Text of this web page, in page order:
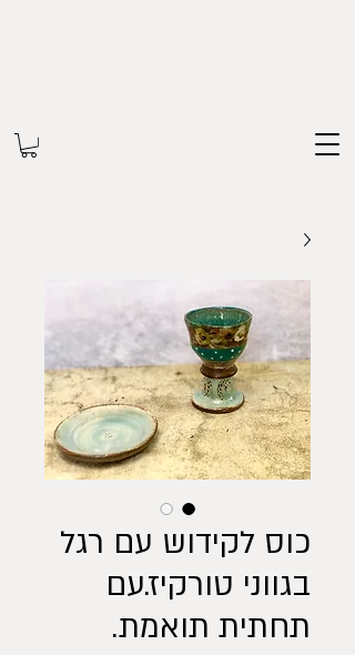
כוס לקידוש עם רגל
בגווני טורקיז.עם
תחתית תואמת.